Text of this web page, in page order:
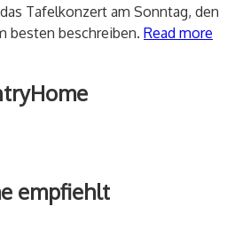
Tafelkonzert am Sonntag, den
besten beschreiben. Read more
empfiehlt